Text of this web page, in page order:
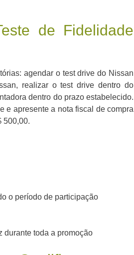
de Fidelidade
agendar o test drive do Nissan
realizar o test drive dentro do
dentro do prazo estabelecido.
e apresente a nota fiscal de compra
500,00.
o período de participação
durante toda a promoção